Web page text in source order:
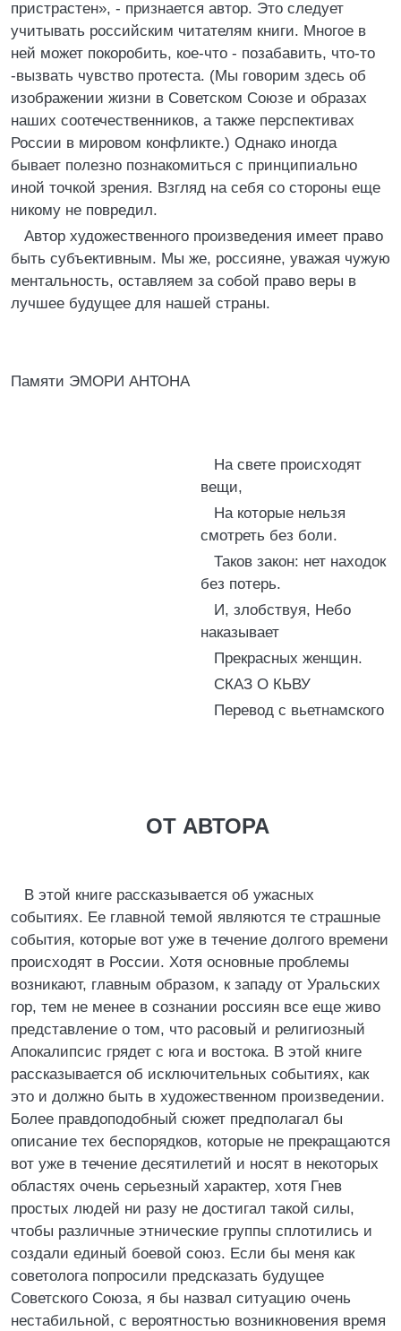
пристрастен», - признается автор. Это следует
учитывать российским читателям книги. Многое в
ней может покоробить, кое-что - позабавить, что-то
-вызвать чувство протеста. (Мы говорим здесь об
изображении жизни в Советском Союзе и образах
наших соотечественников, а также перспективах
России в мировом конфликте.) Однако иногда
бывает полезно познакомиться с принципиально
иной точкой зрения. Взгляд на себя со стороны еще
никому не повредил.
Автор художественного произведения имеет право
быть субъективным. Мы же, россияне, уважая чужую
ментальность, оставляем за собой право веры в
лучшее будущее для нашей страны.
Памяти ЭМОРИ АНТОНА
На свете происходят
вещи,
На которые нельзя
смотреть без боли.
Таков закон: нет находок
без потерь.
И, злобствуя, Небо
наказывает
Прекрасных женщин.
СКАЗ О КЬВУ
Перевод с вьетнамского
ОТ АВТОРА
В этой книге рассказывается об ужасных
событиях. Ее главной темой являются те страшные
события, которые вот уже в течение долгого времени
происходят в России. Хотя основные проблемы
возникают, главным образом, к западу от Уральских
гор, тем не менее в сознании россиян все еще живо
представление о том, что расовый и религиозный
Апокалипсис грядет с юга и востока. В этой книге
рассказывается об исключительных событиях, как
это и должно быть в художественном произведении.
Более правдоподобный сюжет предполагал бы
описание тех беспорядков, которые не прекращаются
вот уже в течение десятилетий и носят в некоторых
областях очень серьезный характер, хотя Гнев
простых людей ни разу не достигал такой силы,
чтобы различные этнические группы сплотились и
создали единый боевой союз. Если бы меня как
советолога попросили предсказать будущее
Советского Союза, я бы назвал ситуацию очень
нестабильной, с вероятностью возникновения время